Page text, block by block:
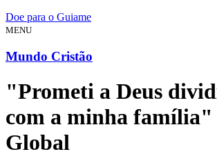
Doe para o Guiame
MENU
Mundo Cristão
"Prometi a Deus
com a minha
Global